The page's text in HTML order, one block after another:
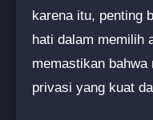
karena itu, penting
hati dalam memilih
memastikan
privasi yang kuat